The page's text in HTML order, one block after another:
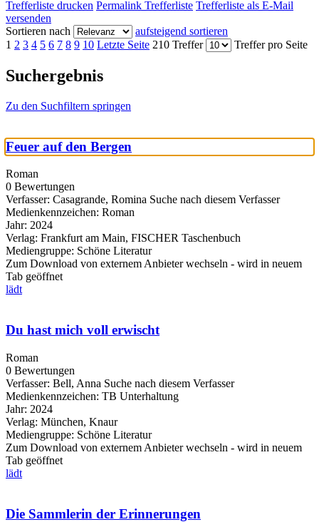
Trefferliste drucken Permalink Trefferliste Trefferliste als E-Mail
versenden
Sortieren nach
aufsteigend sortieren
1 2 3 4 5 6 7 8 9 10 Letzte Seite 210 Treffer Treffer pro Seite
Suchergebnis
Zu den Suchfiltern springen
Feuer auf den Bergen
Roman
0 Bewertungen
Verfasser: Casagrande, Romina Suche nach diesem Verfasser
Medienkennzeichen: Roman
Jahr: 2024
Verlag: Frankfurt am Main, FISCHER Taschenbuch
Mediengruppe: Schöne Literatur
Zum Download von externem Anbieter wechseln - wird in neuem
Tab geöffnet
lädt
Du hast mich voll erwischt
Roman
0 Bewertungen
Verfasser: Bell, Anna Suche nach diesem Verfasser
Medienkennzeichen: TB Unterhaltung
Jahr: 2024
Verlag: München, Knaur
Mediengruppe: Schöne Literatur
Zum Download von externem Anbieter wechseln - wird in neuem
Tab geöffnet
lädt
Die Sammlerin der Erinnerungen